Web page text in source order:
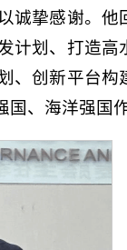
诚挚感谢。他
计划、打造高
、创新平台构
、海洋强国